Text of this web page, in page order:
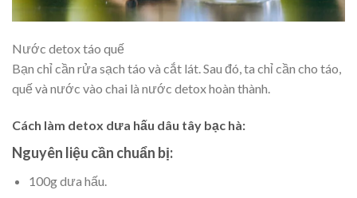
Nước detox táo quế
Bạn chỉ cần rửa sạch táo và cắt lát. Sau đó, ta chỉ cần cho táo,
quế và nước vào chai là nước detox hoàn thành.
Cách làm detox dưa hấu dâu tây bạc hà:
Nguyên liệu cần chuẩn bị:
100g dưa hấu.